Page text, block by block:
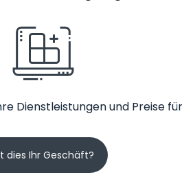
Dienstleistungen und Preise
dies Ihr Geschäft?